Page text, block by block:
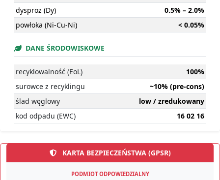
dysproz (Dy)
0.5% – 2.0%
powłoka (Ni-Cu-Ni)
< 0.05%
DANE ŚRODOWISKOWE
recyklowalność (EoL)
100%
surowce z recyklingu
~10% (pre-cons)
ślad węglowy
low / zredukowany
kod odpadu (EWC)
16 02 16
KARTA BEZPIECZEŃSTWA (GPSR)
PODMIOT ODPOWIEDZIALNY